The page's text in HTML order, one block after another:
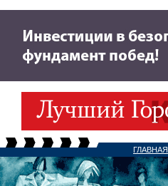
ГЛАВНАЯ